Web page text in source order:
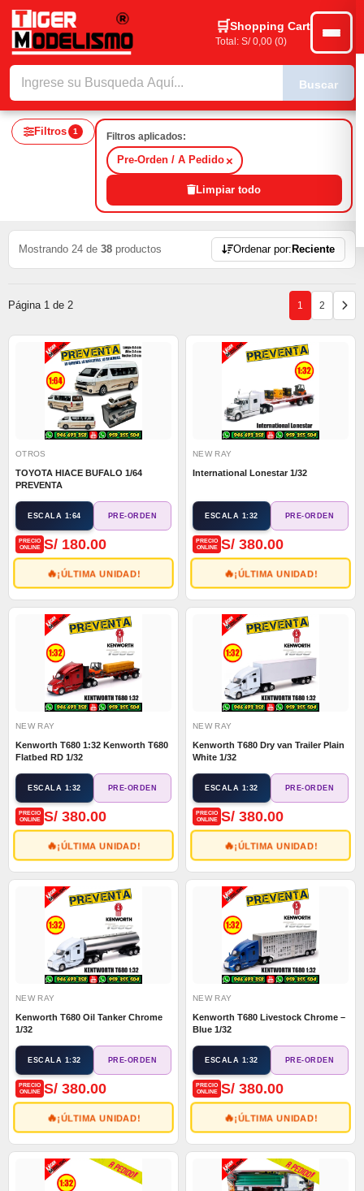
Shopping Cart
Total: S/ 0,00 (0)
Buscar
Filtros 1 Filtros aplicados:
Pre-Orden / A Pedido×
Limpiar todo
A PEDIDO —
Mostrando 24 de 38 productos Ordenar por: Reciente
Página 1 de 2 1 2
RESULTADOS DEL
OTROS
TOYOTA HIACE BUFALO 1/64
PREVENTA
ESCALA 1:64 PRE-ORDEN
PRECIO
ONLINE
S/ 180.00
🔥¡ÚLTIMA UNIDAD!
NEW RAY
International Lonestar 1/32
ESCALA 1:32 PRE-ORDEN
PRECIO
ONLINE
S/ 380.00
🔥¡ÚLTIMA UNIDAD!
NEW RAY
Kenworth T680 1:32 Kenworth T680
Flatbed RD 1/32
ESCALA 1:32 PRE-ORDEN
PRECIO
ONLINE
S/ 380.00
🔥¡ÚLTIMA UNIDAD!
NEW RAY
Kenworth T680 Dry van Trailer Plain
White 1/32
ESCALA 1:32 PRE-ORDEN
PRECIO
ONLINE
S/ 380.00
🔥¡ÚLTIMA UNIDAD!
NEW RAY
Kenworth T680 Oil Tanker Chrome
1/32
ESCALA 1:32 PRE-ORDEN
PRECIO
ONLINE
S/ 380.00
🔥¡ÚLTIMA UNIDAD!
NEW RAY
Kenworth T680 Livestock Chrome –
Blue 1/32
ESCALA 1:32 PRE-ORDEN
PRECIO
ONLINE
S/ 380.00
🔥¡ÚLTIMA UNIDAD!